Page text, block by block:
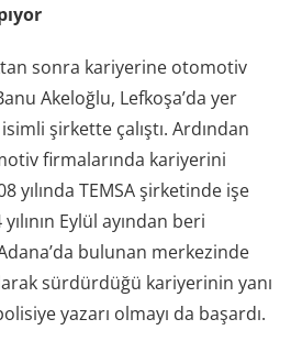
sonra kariyerine otomotiv
Akeloğlu, Lefkoşa’da yer
şirkette çalıştı. Ardından
firmalarında kariyerini
yılında TEMSA şirketinde işe
Eylül ayından beri
bulunan merkezinde
sürdürdüğü kariyerinin yanı
yazarı olmayı da başardı.